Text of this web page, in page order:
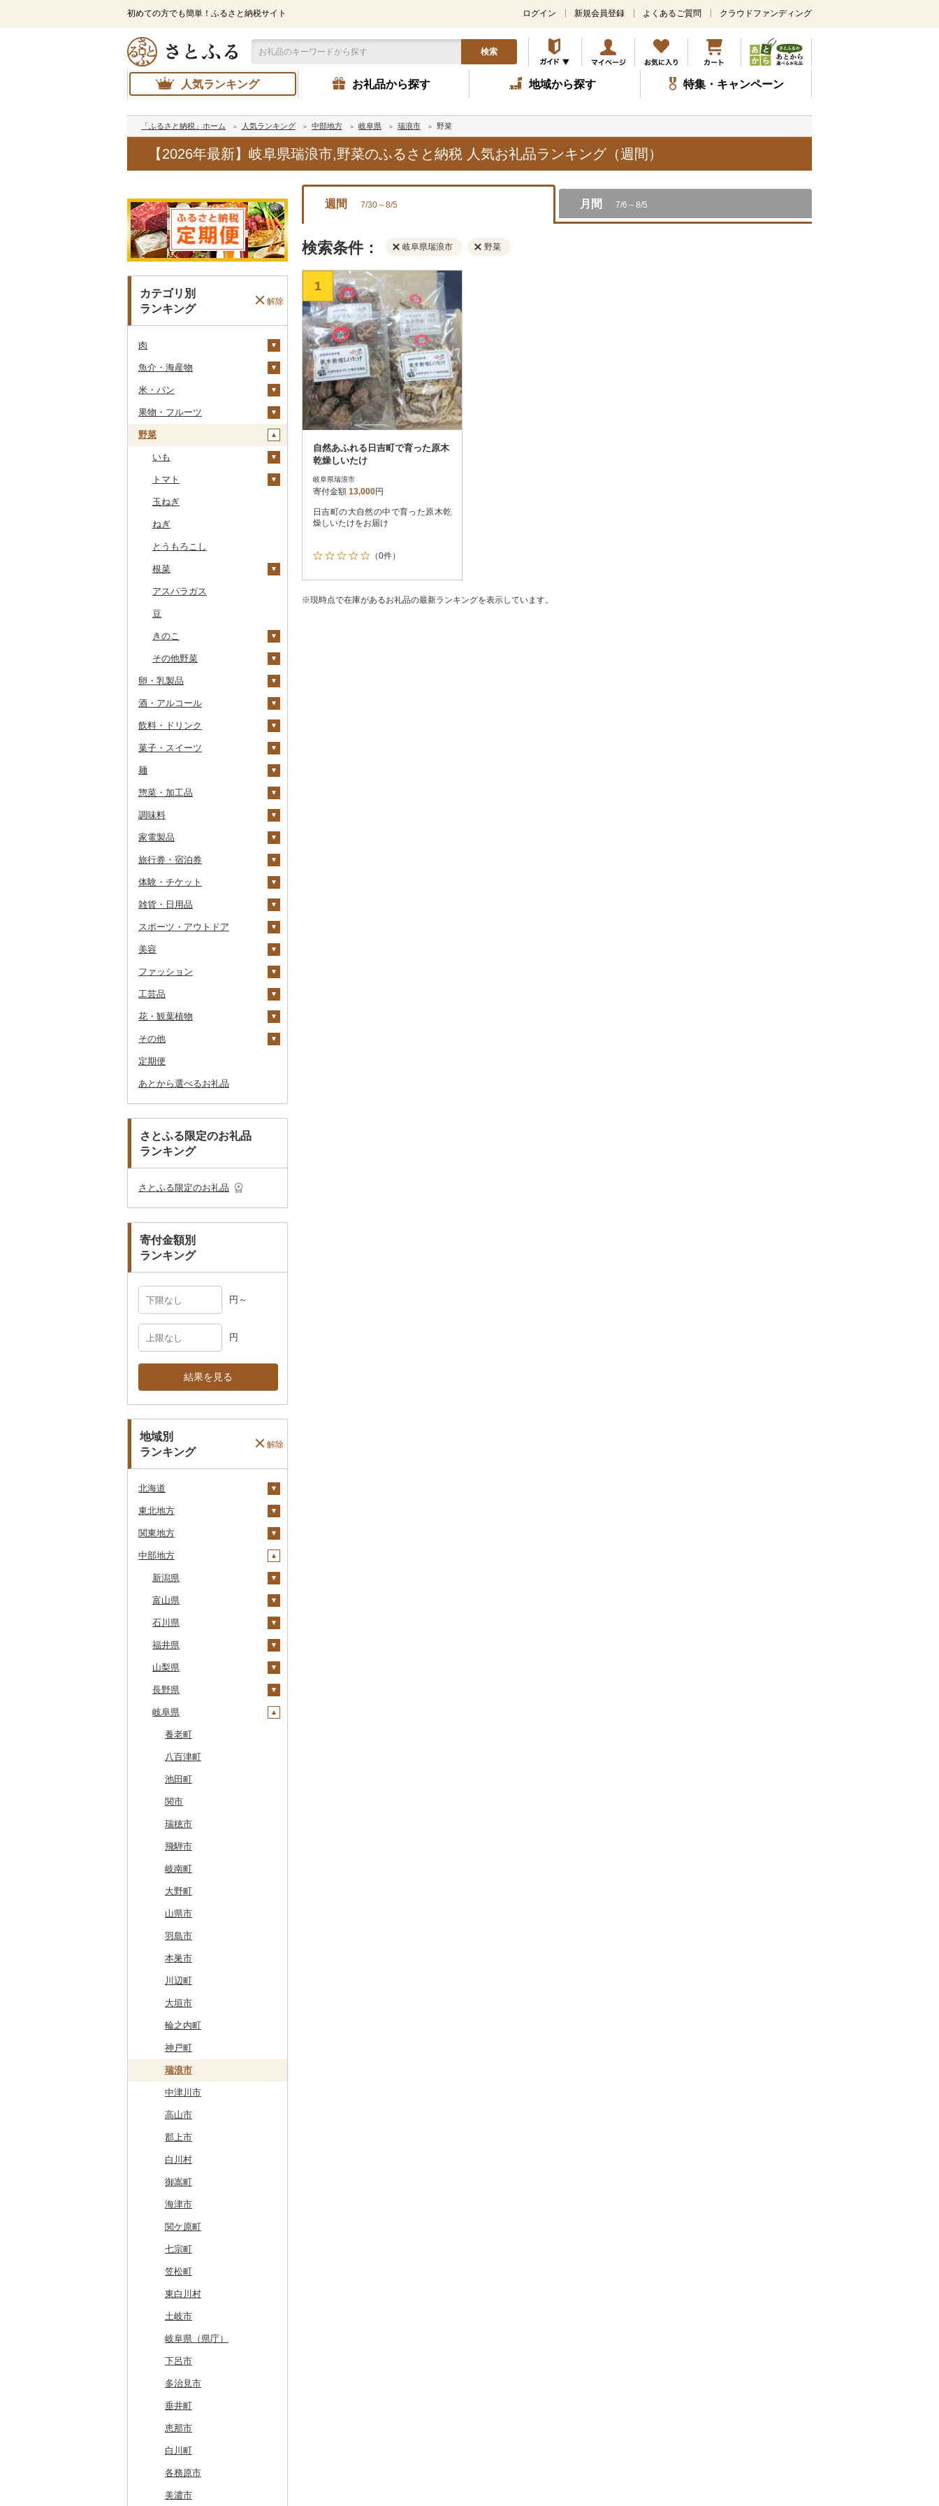
初めての方でも簡単！ふるさと納税サイト
メ
ン
コ
ン
テ
ツ
ッ
プ
ログイン 新規会員登録 よくあるご質問 クラウドファンディング
検索
人気ランキング お礼品から探す 地域から探す 特集・キャンペーン
「ふるさと納税」ホーム 人気ランキング 中部地方 岐阜県 瑞浪市 野菜
【2026年最新】岐阜県瑞浪市,野菜のふるさと納税 人気お礼品ランキング（週間）
カテゴリ別
ランキング
解除
肉
牛肉（精肉）
ステーキ
すき焼き
焼肉
牛タン
和牛
黒毛和牛
白老牛
仙台牛
米沢牛
常陸牛
上州牛
飛騨牛
近江牛
神戸牛・神戸ビーフ
但馬牛
佐賀牛
長崎和牛
あか牛
宮崎牛
その他牛肉（精肉）
牛肉（加工品）
ハンバーグ
ローストビーフ
ビーフジャーキー
その他牛肉（加工品）
豚肉（精肉）
すき焼き
しゃぶしゃぶ
焼肉
アグー豚
その他豚肉（精肉）
豚肉（加工品）
ハンバーグ
もつ鍋
ハム
ソーセージ・ウインナ
鶏肉
鶏肉（精肉）
ハム・ソーセージ
唐揚げ
中津からあげ
水炊き
地鶏
その他鶏肉
鹿肉
馬肉
羊肉・ラム肉（ジンギス
魚介・海産物
カニ
ズワイガニ
毛ガニ
かにしゃぶ
その他カニ
エビ
ボタンエビ
伊勢海老
その他エビ
いくら
うに
明太子・たらこ
明太子
たらこ
その他魚卵
数の子
からすみ
キャビア
その他魚卵
貝
帆立（ホタテ）
鮑（アワビ）
牡蠣（カキ）
しじみ
サザエ
はまぐり
その他貝
うなぎ
鮮魚
鮭・サーモン
イワシ
カツオ
金目鯛
クエ
くじら
サバ
鯛
のどぐろ
ふぐ
ブリ
ほっけ
その他鮮魚
イカ・タコ
タコ
海苔・海藻
海苔
わかめ
ひじき
その他海苔・海藻
干物
ししゃも
その他干物
その他魚介・加工品
しらす・ちりめん
かまぼこ・練り製品
その他魚介・加工品
米・パン
米
無洗米
玄米
金芽米
ゆめぴりか
つや姫
コシヒカリ
はえぬき
あきたこまち
ひとめぼれ
ミルキークィーン
ななつぼし
その他米
雑穀
餅
その他穀物加工品
パン
果物・フルーツ
ぶどう・マスカット
巨峰
ナガノパープル
ピオーネ
デラウェア
シャインマスカット
その他ぶどう・マスカ
いちご
りんご
もも
メロン
さくらんぼ
梨
和梨
マンゴー
みかん・柑橘
みかん
レモン
不知火・デコポン
せとか
文旦
まどんな
その他柑橘
すいか
キウイ
柿（カキ）
ドライフルーツ
干し柿
干し芋
その他果物
びわ
パイナップル
栗
その他果物
野菜
いも
じゃがいも
さつまいも
その他いも
トマト
フルーツトマト
ミニトマト
その他トマト
玉ねぎ
ねぎ
とうもろこし
根菜
人参
自然薯
レンコン
にんにく・生姜
その他根菜
アスパラガス
豆
きのこ
しいたけ
松茸
その他きのこ
その他野菜
山菜
かぼちゃ
茄子
レタス
卵・乳製品
卵
チーズ
ヨーグルト
バター
その他乳製品
酒・アルコール
ビール・発泡酒
ビール
地ビール・クラフトビ
日本酒
純米吟醸
大吟醸
吟醸
その他日本酒
芋焼酎
麦焼酎
米焼酎
黒糖焼酎
その他焼酎
梅酒
泡盛
ワイン
白ワイン
赤ワイン
シャンパン・スパーク
ウイスキー
リキュール・洋酒
甘酒
ノンアルコール
その他酒
飲料・ドリンク
水・ミネラルウォーター
飲料
コーヒー豆
粉
ドリップ
茶
飲料
茶葉・ティーバッグ
静岡茶
足柄茶
知覧茶
八女茶
果汁飲料
りんごジュース
みかんジュース（オレ
紅茶
飲料
茶葉・ティーバッグ
その他飲料・ジュース
野菜ジュース
炭酸飲料
豆乳
菓子・スイーツ
クッキー
焼き菓子
プリン
ゼリー
チョコレート
カステラ
アイス・ジェラート
その他洋菓子
煎餅・おかき
羊羹
饅頭
大福
その他和菓子
麺
ラーメン
うどん
そば
パスタ
ひやむぎ
そうめん
その他麺
惣菜・加工品
惣菜
餃子
シュウマイ
コロッケ
その他惣菜
カレー・シチュー
カレー
シチュー
鍋
肉
魚
その他鍋
ピザ
レトルト
スープ
豆腐・納豆
豆腐
漬物
キムチ
その他漬物
缶詰・瓶詰
肉
魚
ジャム
その他缶詰・瓶詰
乾物
燻製（スモーク）
おせち
その他加工品
調味料
砂糖
塩
醤油
味噌
酢
だし
食用油
オリーブオイル
ごま油
はちみつ
ドレッシング
その他調味料
ケチャップ
こしょう
その他調味料
家電製品
季節・空調家電
キッチン家電
照明器具
パソコン・周辺機器
TV・オーディオ・カメラ
美容・健康家電
カー用品
時計
その他家電
旅行券・宿泊券
旅行券
JTBふるさと旅行クー
その他旅行券
宿泊券
体験・チケット
PayPay商品券
食事券
温泉・サウナ・スパ利用
券
GDOふるさとゴルフ
プレークーポン
その他のゴルフプレー
花火大会チケット
カタログギフト
雑貨・日用品
家具・インテリア
机・テーブル
その他家具・インテリ
寝具
布団
毛布
タオルケット
タオル
その他タオル
文房具・印鑑
ボールペン
ノート・ファイル
その他文房具
食器
グラス・カップ
箸
スプーン・フォーク・
ナイフ
皿・椀
その他食器
キッチン用品
フライパン
鍋
まな板
土鍋
日用品
洗剤
トイレットペーパー
ティッシュ
その他日用品
楽器・器材
本・CD・DVD
おもちゃ・ぬいぐるみ
ご当地キャラクター
ペット用品
その他雑貨
スポーツ・アウトドア
ゴルフ
ゴルフボール
ゴルフウェア
その他ゴルフ
釣り
サイクリング
アウトドア・キャンプ
その他スポーツ
その他スポーツ
美容
スキンケア
洗顔
その他スキンケア
シャンプー・リンス
石鹸・ボディーソープ
入浴剤
アロマ
プロテイン
その他美容
ファッション
鞄・バッグ
トートバッグ・ショル
ツケース
その他鞄・バッグ
洋服
女性・レディース
子供・ベビー
その他洋服
和服
靴・履物
靴・シューズ
スリッパ・下駄・草履
その他靴・履物
アクセサリー
ペンダント・ネックレ
ス
ピアス・イヤリング
その他アクセサリー
その他服飾小物
ショール・ストール
マフラー・手袋
工芸品
織物
本場奄美大島紬
陶器・漆器
唐津焼
備前焼
美濃焼
村上木彫堆朱
その他装飾品・工芸品
数珠
工芸品
播州そろばん
美濃和紙
花・観葉植物
観葉植物・苗木
花
胡蝶蘭
造花・プリザーブドフ
ラワー
その他花
盆栽・その他
その他
地域サービス
その他
定期便
あとから選べるお礼品
さとふる限定のお礼品
ランキング
さとふる限定のお礼品
寄付金額別
ランキング
円～
円
結果を見る
地域別
ランキング
解除
北海道
安平町
八雲町
鹿部町
江差町
白老町
せたな町
旭川市
森町
稚内市
標津町
清里町
北斗市
留萌市
白糠町
釧路町
名寄市
美唄市
厚岸町
南富良野町
上富良野町
和寒町
紋別市
乙部町
根室市
三笠市
東川町
厚真町
奥尻町
網走市
浦河町
広尾町
中札内村
滝川市
比布町
鶴居村
釧路市
苫前町
当別町
占冠村
上士幌町
平取町
七飯町
北見市
登別市
訓子府町
東北地方
青森県
十和田市
大鰐町
南部町
五戸町
藤崎町
六ヶ所村
東北町
三戸町
東通村
黒石市
おいらせ町
鶴田町
階上町
深浦町
青森市
田子町
新郷村
横浜町
野辺地町
佐井村
六戸町
五所川原市
平川市
蓬田村
中泊町
外ヶ浜町
つがる市
弘前市
鰺ヶ沢町
むつ市
田舎館村
青森県（県庁）
三沢市
西目屋村
岩手県
宮古市
軽米町
岩手町
矢巾町
釜石市
野田村
普代村
一戸町
陸前高田市
紫波町
滝沢市
住田町
葛巻町
花巻市
岩泉町
田野畑村
盛岡市
遠野市
奥州市
雫石町
岩手県（県庁）
一関市
久慈市
西和賀町
北上市
平泉町
洋野町
大船渡市
山田町
大槌町
宮城県
柴田町
色麻町
丸森町
大衡村
加美町
利府町
白石市
登米市
山元町
名取市
川崎町
村田町
栗原市
富谷市
岩沼市
七ヶ宿町
大崎市
塩竈市
石巻市
多賀城市
宮城県（県庁）
亘理町
蔵王町
女川町
気仙沼市
美里町
松島町
大和町
大郷町
南三陸町
仙台市
大河原町
角田市
涌谷町
東松島市
秋田県
大潟村
横手市
能代市
小坂町
仙北市
井川町
潟上市
三種町
藤里町
湯沢市
大館市
由利本荘市
にかほ市
羽後町
秋田県（県庁）
秋田市
男鹿市
美郷町
東成瀬村
五城目町
北秋田市
八峰町
鹿角市
大仙市
八郎潟町
山形県
村山市
尾花沢市
上山市
河北町
酒田市
新庄市
長井市
小国町
南陽市
中山町
庄内町
大石田町
川西町
鶴岡市
山形県（県庁）
金山町
東根市
飯豊町
鮭川村
大蔵村
山辺町
戸沢村
舟形町
最上町
真室川町
寒河江市
西川町
高畠町
山形市
三川町
大江町
米沢市
福島県
天栄村
広野町
鏡石町
須賀川市
小野町
棚倉町
古殿町
昭和村
下郷町
西郷村
二本松市
猪苗代町
川俣町
郡山市
西会津町
玉川村
いわき市
南会津町
田村市
磐梯町
三春町
本宮市
柳津町
鮫川村
福島市
新地町
葛尾村
三島町
桑折町
矢吹町
国見町
檜枝岐村
喜多方市
南相馬市
会津若松市
大熊町
浅川町
相馬市
関東地方
茨城県
土浦市
取手市
つくば市
稲敷市
潮来市
五霞町
北茨城市
境町
かすみがうら市
牛久市
常陸太田市
つくばみらい市
下妻市
茨城町
神栖市
常総市
東海村
美浦村
大洗町
河内町
ひたちなか市
龍ケ崎市
守谷市
常陸大宮市
笠間市
行方市
結城市
城里町
水戸市
鉾田市
桜川市
石岡市
茨城県（県庁）
坂東市
小美玉市
日立市
大子町
鹿嶋市
阿見町
那珂市
筑西市
八千代町
栃木県
那須塩原市
市貝町
塩谷町
上三川町
佐野市
真岡市
高根沢町
大田原市
栃木市
日光市
小山市
宇都宮市
栃木県（県庁）
那珂川町
茂木町
那須烏山市
矢板市
さくら市
足利市
那須町
鹿沼市
下野市
益子町
芳賀町
野木町
群馬県
榛東村
下仁田町
玉村町
安中市
川場村
昭和村
甘楽町
明和町
沼田市
桐生市
吉岡町
太田市
高山村
みどり市
千代田町
みなかみ町
片品村
富岡市
館林市
伊勢崎市
東吾妻町
前橋市
藤岡市
邑楽町
板倉町
嬬恋村
草津町
高崎市
群馬県（県庁）
大泉町
長野原町
中之条町
埼玉県
春日部市
蕨市
戸田市
毛呂山町
久喜市
ふじみ野市
川島町
上里町
川口市
飯能市
長瀞町
羽生市
小鹿野町
坂戸市
鳩山町
埼玉県（県庁）
神川町
東秩父村
横瀬町
三芳町
幸手市
日高市
蓮田市
川越市
宮代町
吉見町
東松山市
入間市
志木市
北本市
桶川市
加須市
三郷市
八潮市
越生町
さいたま市
鴻巣市
嵐山町
越谷市
千葉県
勝浦市
袖ケ浦市
我孫子市
長柄町
芝山町
八千代市
横芝光町
多古町
白子町
栄町
香取市
習志野市
銚子市
君津市
旭市
南房総市
八街市
東金市
九十九里町
いすみ市
東庄町
館山市
大網白里市
一宮町
佐倉市
木更津市
茂原市
野田市
山武市
鴨川市
印西市
神崎町
船橋市
千葉市
白井市
成田市
富津市
浦安市
東京都
八王子市
日野市
昭島市
武蔵村山市
葛飾区
小金井市
墨田区
東久留米市
利島村
瑞穂町
大島町
府中市
国分寺市
東村山市
中央区
あきる野市
中野区
荒川区
北区
多摩市
稲城市
世田谷区
日の出町
板橋区
渋谷区
千代田区
新宿区
江東区
青梅市
国立市
品川区
福生市
小平市
文京区
大田区
豊島区
西東京市
神奈川県
南足柄市
松田町
大井町
中井町
愛川町
山北町
真鶴町
清川村
開成町
藤沢市
神奈川県（県庁）
鎌倉市
大和市
伊勢原市
小田原市
湯河原町
秦野市
綾瀬市
横須賀市
三浦市
大磯町
箱根町
横浜市
茅ヶ崎市
川崎市
厚木市
海老名市
相模原市
座間市
二宮町
中部地方
新潟県
十日町市
弥彦村
阿賀町
出雲崎町
魚沼市
佐渡市
燕市
南魚沼市
関川村
新発田市
加茂市
小千谷市
田上町
五泉市
三条市
見附市
糸魚川市
胎内市
上越市
阿賀野市
津南町
新潟県（県庁）
柏崎市
村上市
妙高市
聖籠町
刈羽村
湯沢町
新潟市
富山県
射水市
氷見市
朝日町
高岡市
魚津市
砺波市
入善町
黒部市
立山町
富山県（県庁）
小矢部市
滑川市
富山市
南砺市
石川県
羽咋市
七尾市
白山市
穴水町
輪島市
中能登町
石川県（県庁）
野々市市
能登町
能美市
津幡町
宝達志水町
金沢市
内灘町
かほく市
小松市
志賀町
加賀市
福井県
美浜町
小浜市
越前町
若狭町
鯖江市
高浜町
勝山市
福井県（県庁）
越前市
坂井市
あわら市
福井市
大野市
敦賀市
おおい町
永平寺町
山梨県
富士吉田市
甲斐市
山梨市
富士川町
大月市
富士河口湖町
韮崎市
南アルプス市
市川三郷町
都留市
山梨県（県庁）
道志村
忍野村
笛吹市
中央市
北杜市
鳴沢村
西桂町
身延町
早川町
南部町
昭和町
甲府市
甲州市
丹波山村
長野県
高森町
御代田町
飯田市
青木村
南箕輪村
長野県（県庁）
上松町
高山村
南木曽町
朝日村
長野市
根羽村
池田町
須坂市
川上村
信濃町
南牧村
伊那市
立科町
東御市
中野市
豊丘村
売木村
小諸市
木曽町
箕輪町
駒ヶ根市
王滝村
千曲市
辰野町
茅野市
喬木村
阿智村
小川村
宮田村
飯綱町
岐阜県
養老町
八百津町
池田町
関市
瑞穂市
飛騨市
岐南町
大野町
山県市
羽島市
本巣市
川辺町
大垣市
輪之内町
神戸町
瑞浪市
中津川市
高山市
郡上市
白川村
御嵩町
海津市
関ケ原町
七宗町
笠松町
東白川村
土岐市
岐阜県（県庁）
下呂市
多治見市
垂井町
恵那市
白川町
各務原市
美濃市
週間 7/30～8/5 月間 7/6～8/5
検索条件： 岐阜県瑞浪市 野菜
1
自然あふれる日吉町で育った原木
乾燥しいたけ
岐阜県瑞浪市
寄付金額 13,000円
日吉町の大自然の中で育った原木乾
燥しいたけをお届け
（0件）
※現時点で在庫があるお礼品の最新ランキングを表示しています。